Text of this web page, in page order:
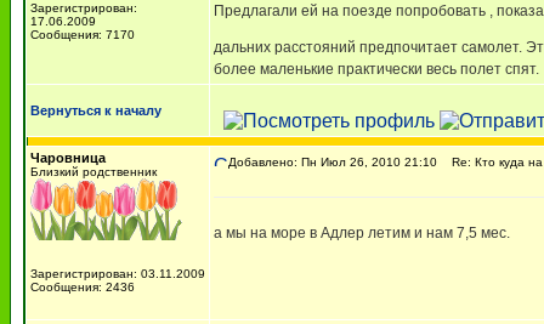
Зарегистрирован:
17.06.2009
Сообщения: 7170
Предлагали ей на поезде попробовать ,
дальних расстояний предпочитает самолет.
более маленькие практически весь полет спят.
Вернуться к началу
Чаровница
Близкий родственник
Зарегистрирован: 03.11.2009
Сообщения: 2436
Добавлено: Пн Июл 26, 2010 21:10 Re: Кто куда
а мы на море в Адлер летим и нам 7,5 мес.